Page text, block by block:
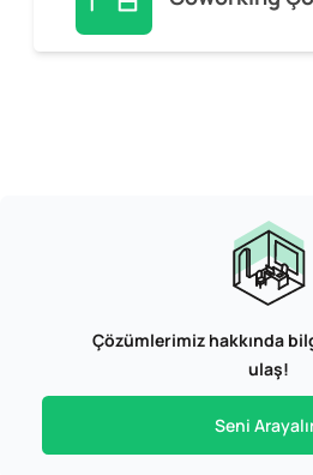
Çözümlerimiz hakkında
ulaş!
Seni